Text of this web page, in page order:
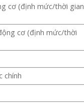
cơ (định mức/thời gian
cơ (định mức/thời
chính